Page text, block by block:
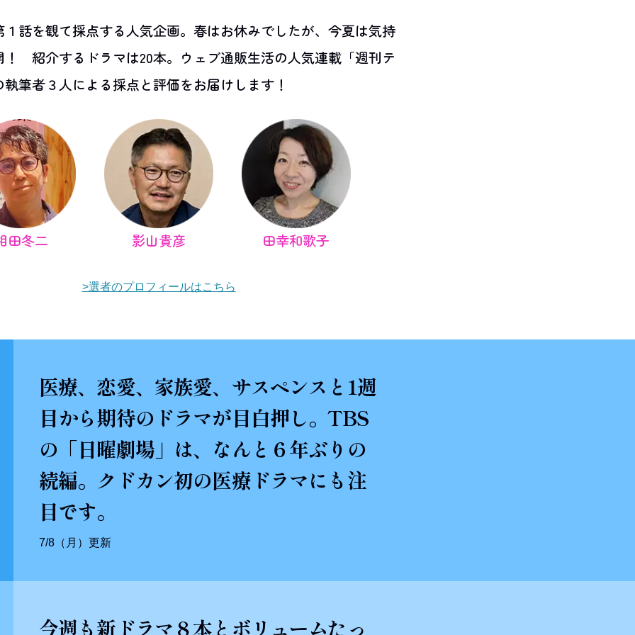
話を観て採点する人気企画。春はお休みでしたが、今夏は気持
！ 紹介するドラマは20本。ウェブ通販生活の人気連載「週刊テ
筆者３人による採点と評価をお届けします！
田冬二 影山貴彦 田幸和歌子
>選者のプロフィールはこちら
医療、恋愛、家族愛、サスペンスと1週
目から期待のドラマが目白押し。TBS
の「日曜劇場」は、なんと６年ぶりの
続編。クドカン初の医療ドラマにも注
目です。
7/8（月）更新
今週も新ドラマ８本とボリュームたっ